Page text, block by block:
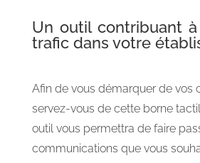
Un outil contribuant
trafic dans votre
Afin de vous démarquer de vos
servez-vous de cette borne
outil vous permettra de faire
communications que vous